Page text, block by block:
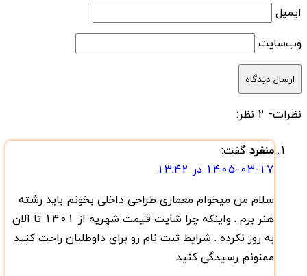
ایمیل
وب‌سایت
نظرات- 2 نظر:
منفردگفت:
1405-03-17 در 13:42
سلام من میخوام معماری طراحی داخلی بخونم باید رشته
هنر برم . واینکه چرا شایت قیمت شهریه از 1401 تا الان
به روز نکرده . شرایط ثبت نام رو برای داوطلبان راحت کنید
ممنونم رسیدگی کنید